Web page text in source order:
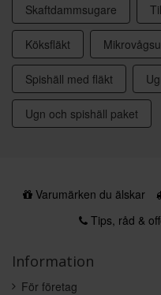
Skaftdammsugare
Köksfläkt
Spishäll med fläkt
Ugn och spishäll paket
Varumärken du älskar
Tips, råd &
Information
För företag